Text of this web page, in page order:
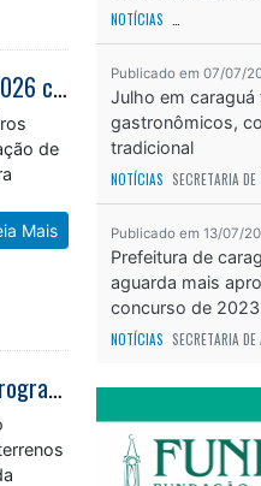
Prefeitura de Caraguatatuba inicia convocações do processo seletivo de 2026 com 87 estagiários de sete cursos
de
Mais
JipeFest Caraguatatuba 2026 terá competições, exposição de veículos e programação para toda a família
NOTÍCIAS
Publicado em 07/07/
Julho em
gastronômicos,
tradicional
NOTÍCIAS SECRETARIA
Publicado em 13/07/
Prefeitura de
aguarda mais
concurso de
(17)
NOTÍCIAS SECRETARIA